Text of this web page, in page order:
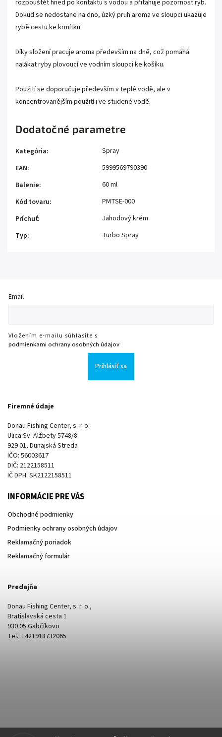
rozpouštět hned po kontaktu s vodou a přitahuje pozornost ryb.
Dokud se nedostane na dno, úzký pruh aroma ve sloupci ukazuje
rybě cestu ke krmítku.
Díky složení pracuje aroma především na dně, což pomáhá
nalákat ryby plovoucí ve vodním sloupci ke košíku.
Použití se doporučuje především v teplé vodě, ale v
koncentrovanějším použití i ve studené vodě.
Dodatočné parametre
Kategória:
Spray
EAN:
5999569790390
Balenie:
60 ml
Kód tovaru:
PMTSE-000
Príchuť:
Jahodový krém
Typ: Turbo Spray
Email
Vložením e-mailu súhlasíte s
podmienkami ochrany osobných údajov
Prihlásiť sa
Firemné údaje
Donau Fishing Center, s. r. o.
Ulica Sv. Alžbety 5748/8
929 01, Dunajská Streda
IČO: 56003617
DIČ: 2122158511
IČ DPH: SK2122158511
INFORMÁCIE PRE VÁS
Obchodné podmienky
Podmienky ochrany osobných údajov
Reklamačný poriadok
Reklamačný formulár
Predajňa
Donau Fishing Center, s. r. o.,
Bratislavská cesta 1
930 05 Gabčíkovo
Tel.: +421918732065